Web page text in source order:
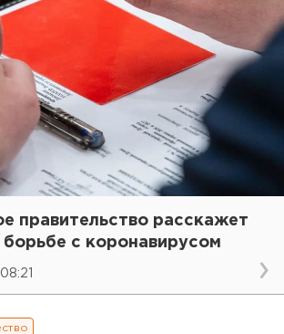
правительство расскажет
с коронавирусом